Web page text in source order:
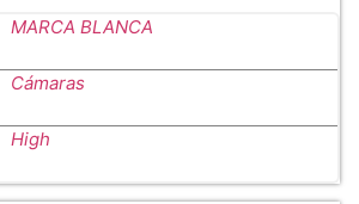
MARCA BLANCA
Cámaras
High